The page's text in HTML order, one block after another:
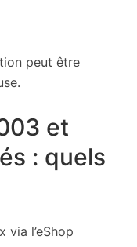
peut être
et
: quels
via l’eShop